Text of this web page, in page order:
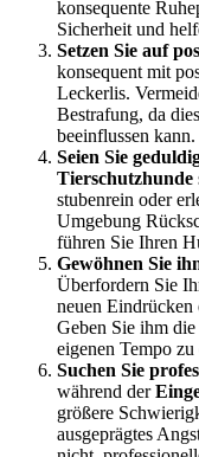
konsequente
Sicherheit und
Setzen Sie auf
konsequent mit
Leckerlis.
Bestrafung, da
beeinflussen kann.
Seien Sie
Tierschutzhunde
stubenrein oder
Umgebung
führen Sie Ihren
Gewöhnen Sie
Überfordern Sie
neuen Eindrücken
Geben Sie ihm
eigenen Tempo zu
Suchen Sie
während der
größere
ausgeprägtes